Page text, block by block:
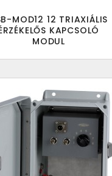
MOD12 12 TRIAXIÁLIS
KAPCSOLÓ
MODUL